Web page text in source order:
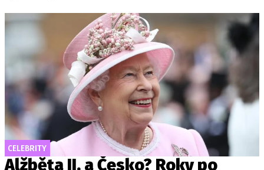
CELEBRITY
Alžběta II. a Česko? Roky po